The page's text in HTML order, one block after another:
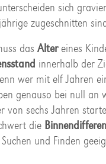
sich
zugeschnitten
das Altereines
innerhalb der
wer mit elf Jahren
genauso bei null an
von sechs Jahren
die
und Finden